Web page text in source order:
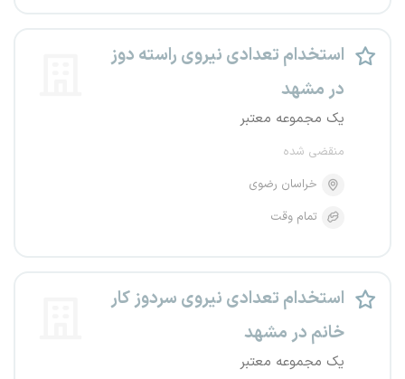
استخدام تعدادی نیروی راسته دوز
در مشهد
یک مجموعه معتبر
منقضی شده
خراسان رضوی
تمام وقت
استخدام تعدادی نیروی سردوز کار
خانم در مشهد
یک مجموعه معتبر